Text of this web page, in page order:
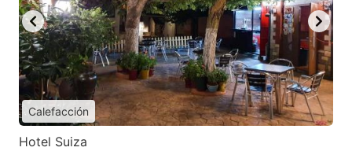
Calefacción
Hotel Suiza